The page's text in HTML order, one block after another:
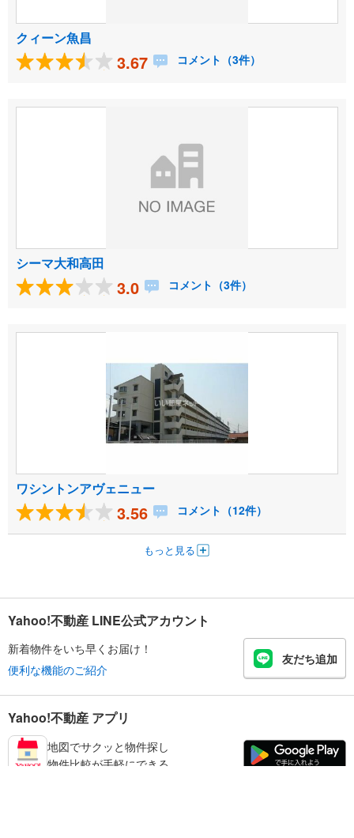
クィーン魚昌
3.67 コメント（3件）
シーマ大和高田
3.0 コメント（3件）
ワシントンアヴェニュー
3.56 コメント（12件）
もっと見る
Yahoo!不動産 LINE公式アカウント
新着物件をいち早くお届け！
便利な機能のご紹介
友だち追加
Yahoo!不動産 アプリ
地図でサクッと物件探し
物件比較が手軽にできる